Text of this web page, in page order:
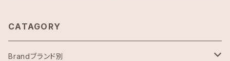
CATAGORY
Brandブランド別